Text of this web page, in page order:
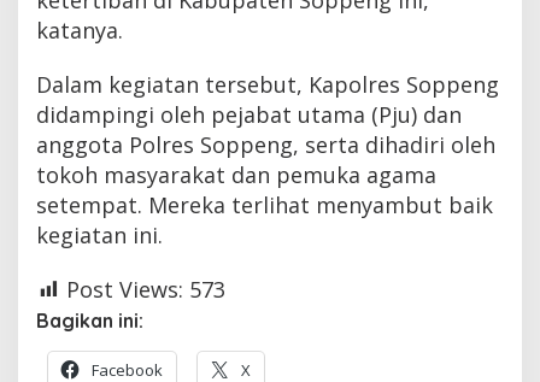
katanya.
Dalam kegiatan tersebut, Kapolres Soppeng
didampingi oleh pejabat utama (Pju) dan
anggota Polres Soppeng, serta dihadiri oleh
tokoh masyarakat dan pemuka agama
setempat. Mereka terlihat menyambut baik
kegiatan ini.
Post Views: 573
Bagikan ini:
Facebook X